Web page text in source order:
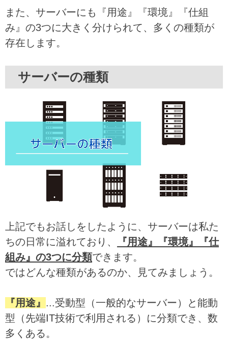
また、サーバーにも『用途』『環境』『仕組
み』の3つに大きく分けられて、多くの種類が
存在します。
サーバーの種類
上記でもお話しをしたように、サーバーは私た
ちの日常に溢れており、
『用途』『環境』『仕
組み』の3つに分類できます。
ではどんな種類があるのか、見てみましょう。
『用途』 ...受動型（一般的なサーバー）と能動
型（先端IT技術で利用される）に分類でき、数
多くある。